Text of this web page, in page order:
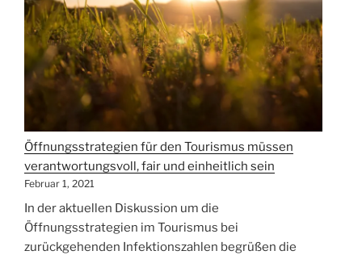
Thüringer
Orientierungsplan“
Öffnungsstrategien für den Tourismus müssen
verantwortungsvoll, fair und einheitlich sein
Februar 1, 2021
In der aktuellen Diskussion um die
Öffnungsstrategien im Tourismus bei
zurückgehenden Infektionszahlen begrüßen die